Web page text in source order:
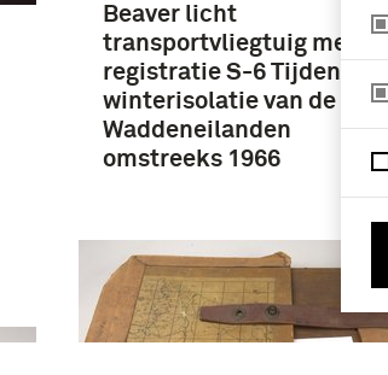
Beaver licht
transportvliegtuig met
registratie S-6 Tijdens de
winterisolatie van de
Waddeneilanden
omstreeks 1966